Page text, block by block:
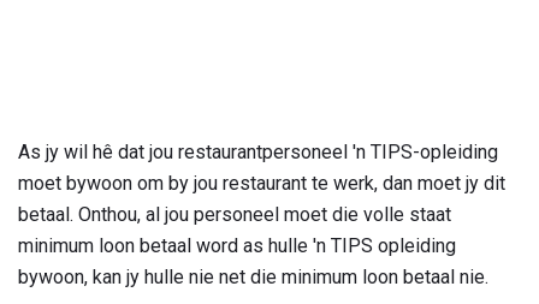
As jy wil hê dat jou restaurantpersoneel 'n TIPS-opleiding
moet bywoon om by jou restaurant te werk, dan moet jy dit
betaal. Onthou, al jou personeel moet die volle staat
minimum loon betaal word as hulle 'n TIPS opleiding
bywoon, kan jy hulle nie net die minimum loon betaal nie.